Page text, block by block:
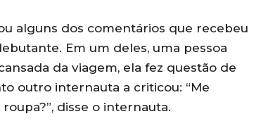
alguns dos comentários que recebeu
Em um deles, uma pessoa
da viagem, ela fez questão de
outro internauta a criticou: “Me
disse o internauta.